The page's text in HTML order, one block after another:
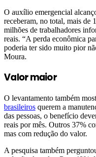
O auxílio emergencial
receberam, no total, mais de
milhões de trabalhadores
reais. “A perda econômica
poderia ter sido muito pior
Moura.
Valor maior
O levantamento também
brasileiros querem a
das pessoas, o benefício
reais por mês. Outros 37%
mas com redução do valor.
A pesquisa também